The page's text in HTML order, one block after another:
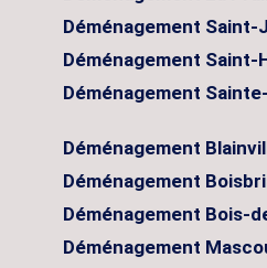
Déménagement
Déménagement Saint-
Déménagement
Déménagement
Déménagement
Déménagement Bois-
Déménagement